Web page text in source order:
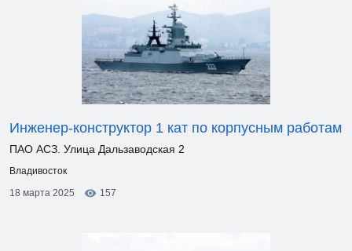
Инженер-конструктор 1 кат по корпусным работам
ПАО АСЗ. Улица Дальзаводская 2
Владивосток
18 марта 2025
157